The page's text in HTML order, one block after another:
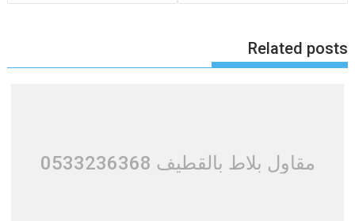
Related posts
مقاول بلاط بالقطيف 0533236368